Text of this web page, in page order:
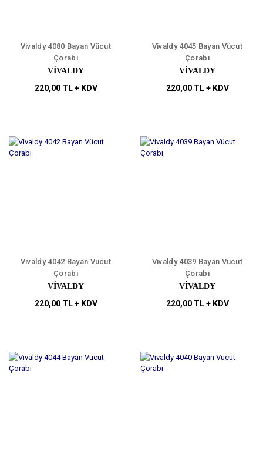
Vivaldy 4080 Bayan Vücut
Çorabı
VİVALDY
220,00 TL + KDV
Vivaldy 4045 Bayan Vücut
Çorabı
VİVALDY
220,00 TL + KDV
Vivaldy 4042 Bayan Vücut
Çorabı
VİVALDY
220,00 TL + KDV
Vivaldy 4039 Bayan Vücut
Çorabı
VİVALDY
220,00 TL + KDV